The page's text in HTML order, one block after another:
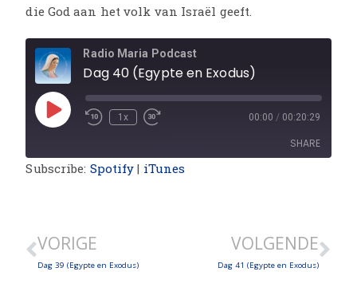
die God aan het volk van Israël geeft.
Radio Maria Podcast
Dag 40 (Egypte en Exodus)
1x 00:00 / 00:20:29
SHARE
Subscribe: Spotify | iTunes
VORIGE
Dag 39 (Egypte en Exodus)
VOLGENDE
Dag 41 (Egypte en Exodus)